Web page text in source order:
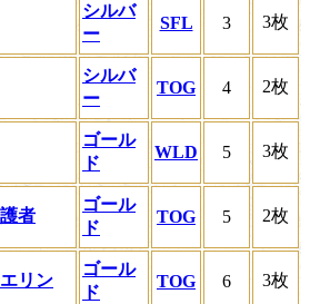
シルバ
ー
SFL 3 3枚
シルバ
ー
TOG 4 2枚
ゴール
ド
WLD 5 3枚
者
ゴール
ド
TOG 5 2枚
リン
ゴール
ド
TOG 6 3枚